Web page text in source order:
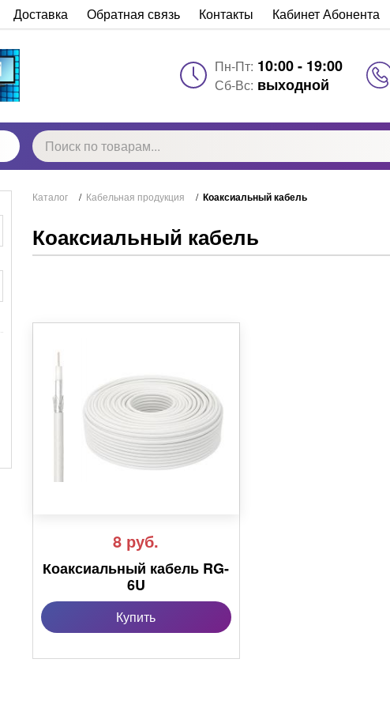
Доставка Обратная связь Контакты Кабинет Абонента
Пн-Пт: 10:00 - 19:00
Сб-Вс: выходной
Каталог / Кабельная продукция / Коаксиальный кабель
Коаксиальный кабель
8 руб.
Коаксиальный кабель RG-
6U
Купить